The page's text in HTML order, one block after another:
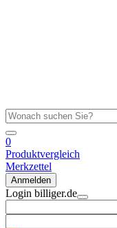
0
Produktvergleich
Merkzettel
Anmelden
Login billiger.de